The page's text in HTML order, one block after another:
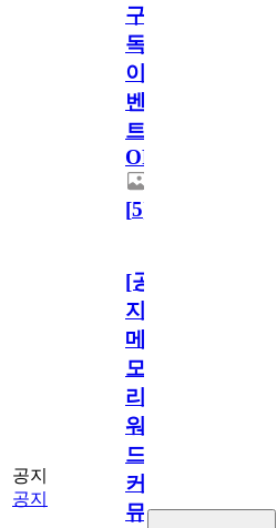
구
독
이
벤
트
OPEN!
[5]
공지
공지
[공
지]
메
모
리
워
드
커
뮤